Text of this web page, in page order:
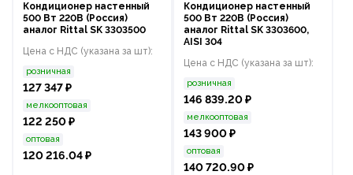
Кондиционер настенный
500 Вт 220В (Россия)
аналог Rittal SK 3303500
Цена с НДС (указана за шт):
розничная
127 347 ₽
мелкооптовая
122 250 ₽
оптовая
120 216.04 ₽
Кондиционер настенный
500 Вт 220В (Россия)
аналог Rittal SK 3303600,
AISI 304
Цена с НДС (указана за шт):
розничная
146 839.20 ₽
мелкооптовая
143 900 ₽
оптовая
140 720.90 ₽